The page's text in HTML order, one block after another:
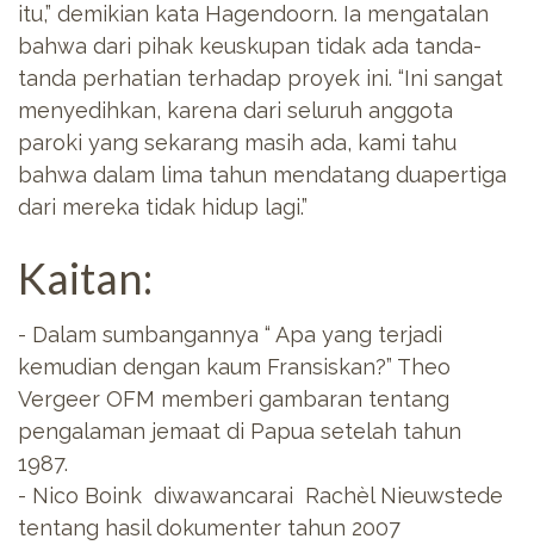
itu,” demikian kata Hagendoorn. Ia mengatalan
bahwa dari pihak keuskupan tidak ada tanda-
tanda perhatian terhadap proyek ini. “Ini sangat
menyedihkan, karena dari seluruh anggota
paroki yang sekarang masih ada, kami tahu
bahwa dalam lima tahun mendatang duapertiga
dari mereka tidak hidup lagi.”
Kaitan:
- Dalam sumbangannya “ Apa yang terjadi
kemudian dengan kaum Fransiskan?” Theo
Vergeer OFM memberi gambaran tentang
pengalaman jemaat di Papua setelah tahun
1987.
- Nico Boink diwawancarai Rachèl Nieuwstede
tentang hasil dokumenter tahun 2007